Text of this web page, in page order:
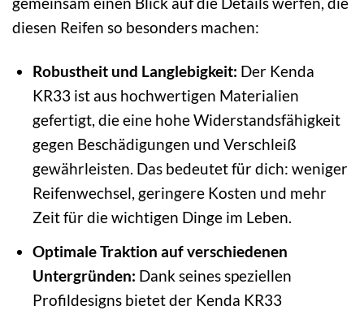
diesen Reifen so besonders machen:
Robustheit und Langlebigkeit: Der Kenda
KR33 ist aus hochwertigen Materialien
gefertigt, die eine hohe Widerstandsfähigkeit
gegen Beschädigungen und Verschleiß
gewährleisten. Das bedeutet für dich: weniger
Reifenwechsel, geringere Kosten und mehr
Zeit für die wichtigen Dinge im Leben.
Optimale Traktion auf verschiedenen
Untergründen: Dank seines speziellen
Profildesigns bietet der Kenda KR33